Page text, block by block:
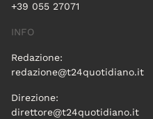
+39 055 27071
INFO
Redazione:
redazione@t24quotidiano.it
Direzione:
direttore@t24quotidiano.it